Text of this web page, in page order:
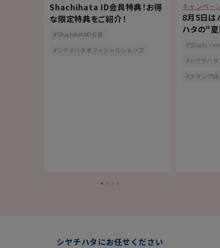
Shachihata ID会員特典！お得
な限定特典をご紹介！
ShachihataID会員
シヤチハタオフィシャルショップ
キャンペー
8月5日は
ハタの"
Shachi・iro
シヤチハ
スタンプ
シヤチハタにお任せください